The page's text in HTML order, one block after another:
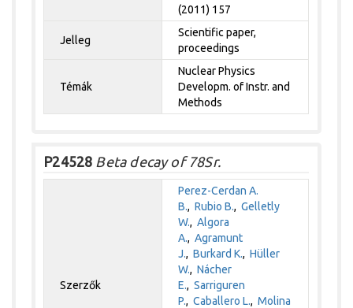
(2011) 157
Jelleg
Scientific paper,
proceedings
Témák
Nuclear Physics
Developm. of Instr. and
Methods
P24528 Beta decay of 78Sr.
Szerzők
Perez-Cerdan A.
B.,Rubio B.,Gelletly
W.,Algora
A.,Agramunt
J.,Burkard K.,Hüller
W.,Nácher
E.,Sarriguren
P.,Caballero L.,Molina